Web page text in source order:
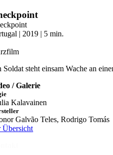
Zum
Inhalt
springen| 2019 | 5 min.
Soldat steht einsam Wache an
/ Galerie
Kalavainen
Galvão Teles, Rodrigo Tomás
Übersicht